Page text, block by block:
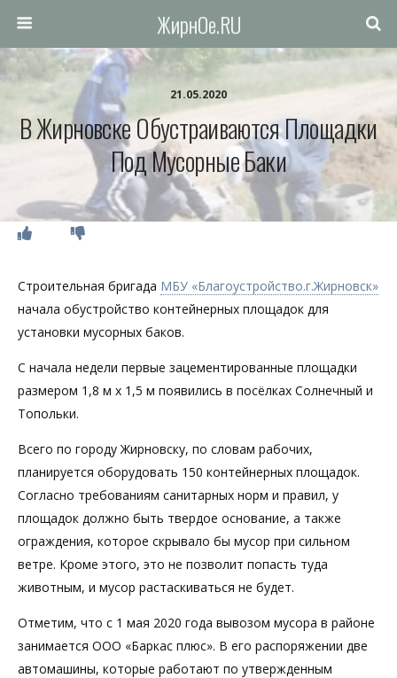
ЖирнОе.RU
21.05.2020
В Жирновске Обустраиваются Площадки
Под Мусорные Баки
Строительная бригада МБУ «Благоустройство.г.Жирновск»
начала обустройство контейнерных площадок для
установки мусорных баков.
С начала недели первые зацементированные площадки
размером 1,8 м х 1,5 м появились в посёлках Солнечный и
Топольки.
Всего по городу Жирновску, по словам рабочих,
планируется оборудовать 150 контейнерных площадок.
Согласно требованиям санитарных норм и правил, у
площадок должно быть твердое основание, а также
ограждения, которое скрывало бы мусор при сильном
ветре. Кроме этого, это не позволит попасть туда
животным, и мусор растаскиваться не будет.
Отметим, что с 1 мая 2020 года вывозом мусора в районе
занимается ООО «Баркас плюс». В его распоряжении две
автомашины, которые работают по утвержденным